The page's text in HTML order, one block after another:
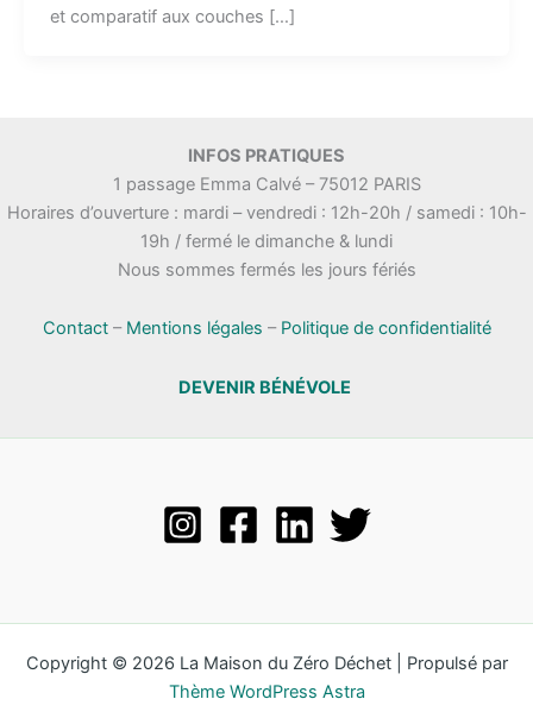
et comparatif aux couches […]
INFOS PRATIQUES
1 passage Emma Calvé – 75012 PARIS
Horaires d’ouverture : mardi – vendredi : 12h-20h / samedi : 10h-
19h / fermé le dimanche & lundi
Nous sommes fermés les jours fériés
Contact– Mentions légales – Politique de confidentialité
DEVENIR BÉNÉVOLE
Copyright © 2026 La Maison du Zéro Déchet | Propulsé par
Thème WordPress Astra